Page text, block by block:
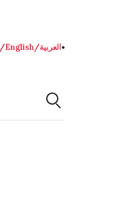
/English/العربية●